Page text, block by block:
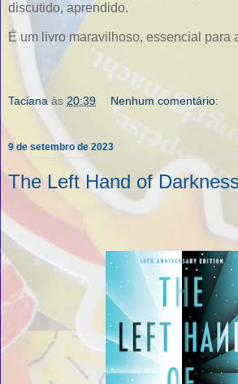
discutido, aprendido.
É um livro maravilhoso, essencial para
Taciana às 20:39 Nenhum comentário:
9 de setembro de 2023
The Left Hand of